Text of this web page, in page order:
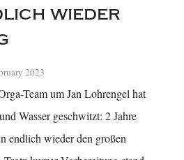
wieder
2023
Team um Jan Lohrengel hat
Wasser geschwitzt: 2 Jahre
endlich wieder den großen